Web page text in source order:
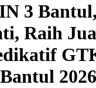
3 Bantul,
Raih
2026